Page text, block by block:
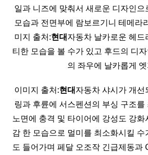
일과 니즈에 맞춰서 새로운 디자인
모습과 전면부에 람보르기니 테메라
미지 출처:현대자동차 날카로운 헤
티한 모습을 볼 수가 있고 후드의 디
의 좌우에 날카롭게
이미지 출처:현대자동차 샤시가 개
링과 후륜에 서스펜션의 부싱 구조
노면에 충격 및 타이어에 강성도 강화
감 한 모습으로 멀미를 최소화시킬
도 들어가며 페달 오조작 긴급제동과